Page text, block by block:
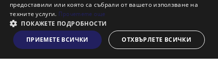
Виж на картата
Кои сме ние?
Франчайз
Блог
Искаш ли да получаваш актуална информация за пазара
на недвижими имоти?
предоставили или която са събрали от вашето използване на
техните услуги. Прочетете още
ПОКАЖЕТЕ ПОДРОБНОСТИ
ПРИЕМЕТЕ ВСИЧКИ
ОТХВЪРЛЕТЕ ВСИЧКИ